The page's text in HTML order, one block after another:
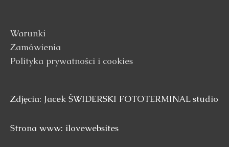
Warunki
Zamówienia
Polityka prywatności i cookies
Zdjęcia: Jacek ŚWIDERSKI FOTOTERMINAL studio
Strona www: ilovewebsites